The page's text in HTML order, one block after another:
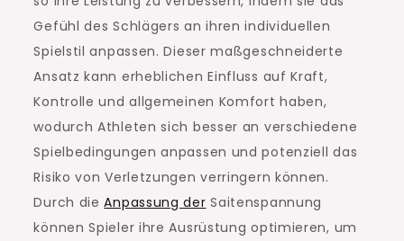
Gefühl des Schlägers an ihren individuellen
Spielstil anpassen. Dieser maßgeschneiderte
Ansatz kann erheblichen Einfluss auf Kraft,
Kontrolle und allgemeinen Komfort haben,
wodurch Athleten sich besser an verschiedene
Spielbedingungen anpassen und potenziell das
Risiko von Verletzungen verringern können.
Durch dieAnpassung der Saitenspannung
können Spieler ihre Ausrüstung optimieren, um